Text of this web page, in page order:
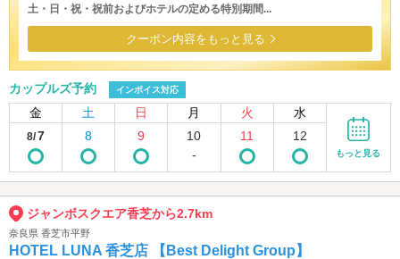
土・日・祝・祝前およびホテルの定める特別期間...
クーポン内容をもっと見る
カップルズ予約 インボイス対応
金 土 日 月 火 水
8/7 8 9
10
-
11 12
もっと見る
ジャンボスクエア香芝から2.7km
奈良県 香芝市平野
HOTEL LUNA 香芝店 【Best Delight Group】